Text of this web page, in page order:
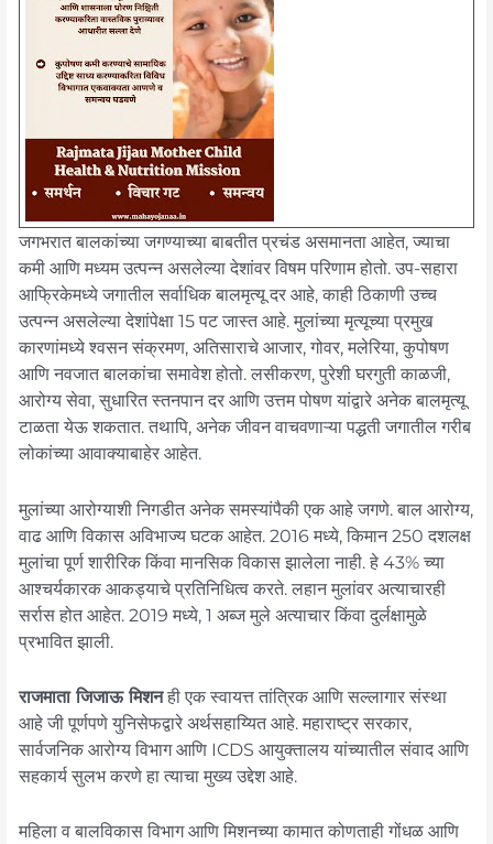
जगभरात बालकांच्या जगण्याच्या बाबतीत प्रचंड असमानता आहेत, ज्याचा
कमी आणि मध्यम उत्पन्न असलेल्या देशांवर विषम परिणाम होतो. उप-सहारा
आफ्रिकेमध्ये जगातील सर्वाधिक बालमृत्यू दर आहे, काही ठिकाणी उच्च
उत्पन्न असलेल्या देशांपेक्षा 15 पट जास्त आहे. मुलांच्या मृत्यूच्या प्रमुख
कारणांमध्ये श्वसन संक्रमण, अतिसाराचे आजार, गोवर, मलेरिया, कुपोषण
आणि नवजात बालकांचा समावेश होतो. लसीकरण, पुरेशी घरगुती काळजी,
आरोग्य सेवा, सुधारित स्तनपान दर आणि उत्तम पोषण यांद्वारे अनेक बालमृत्यू
टाळता येऊ शकतात. तथापि, अनेक जीवन वाचवणाऱ्या पद्धती जगातील गरीब
लोकांच्या आवाक्याबाहेर आहेत.
मुलांच्या आरोग्याशी निगडीत अनेक समस्यांपैकी एक आहे जगणे. बाल आरोग्य,
वाढ आणि विकास अविभाज्य घटक आहेत. 2016 मध्ये, किमान 250 दशलक्ष
मुलांचा पूर्ण शारीरिक किंवा मानसिक विकास झालेला नाही. हे 43% च्या
आश्चर्यकारक आकड्याचे प्रतिनिधित्व करते. लहान मुलांवर अत्याचारही
सर्रास होत आहेत. 2019 मध्ये, 1 अब्ज मुले अत्याचार किंवा दुर्लक्षामुळे
प्रभावित झाली.
राजमाता जिजाऊ मिशनही एक स्वायत्त तांत्रिक आणि सल्लागार संस्था
आहे जी पूर्णपणे युनिसेफद्वारे अर्थसहाय्यित आहे. महाराष्ट्र सरकार,
सार्वजनिक आरोग्य विभाग आणि ICDS आयुक्तालय यांच्यातील संवाद आणि
सहकार्य सुलभ करणे हा त्याचा मुख्य उद्देश आहे.
महिला व बालविकास विभाग आणि मिशनच्या कामात कोणताही गोंधळ आणि